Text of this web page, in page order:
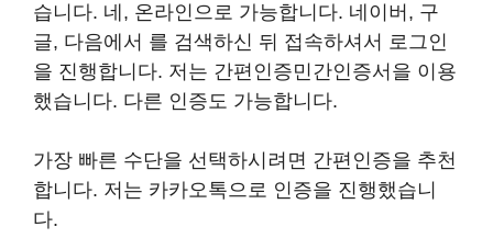
습니다. 네, 온라인으로 가능합니다. 네이버, 구
글, 다음에서 를 검색하신 뒤 접속하셔서 로그인
을 진행합니다. 저는 간편인증민간인증서을 이용
했습니다. 다른 인증도 가능합니다.
가장 빠른 수단을 선택하시려면 간편인증을 추천
합니다. 저는 카카오톡으로 인증을 진행했습니
다.